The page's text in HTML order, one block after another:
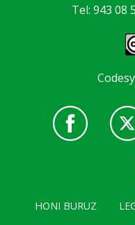
Tel: 943 08
HONI BURUZ